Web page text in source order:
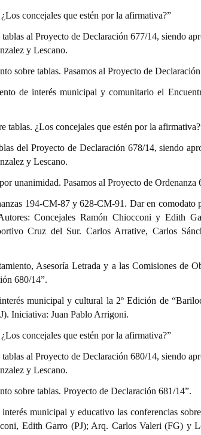
concejales que estén por la afirmativa?”
al Proyecto de Declaración 677/14, siendo
y Lescano.
sobre tablas. Pasamos al Proyecto de
de interés municipal y comunitario el
tablas. ¿Los concejales que estén por la
del Proyecto de Declaración 678/14, siendo
y Lescano.
unanimidad. Pasamos al Proyecto de Ordenanza
194-CM-87 y 628-CM-91. Dar en comodato
Concejales Ramón Chiocconi y Edith
Cruz del Sur. Carlos Arrative, Carlos
Asesoría Letrada y a las Comisiones de
680/14”.
municipal y cultural la 2º Edición de
Iniciativa: Juan Pablo Arrigoni.
concejales que estén por la afirmativa?”
al Proyecto de Declaración 680/14, siendo
y Lescano.
sobre tablas. Proyecto de Declaración 681/14”.
municipal y educativo las conferencias
Edith Garro (PJ); Arq. Carlos Valeri (FG) y